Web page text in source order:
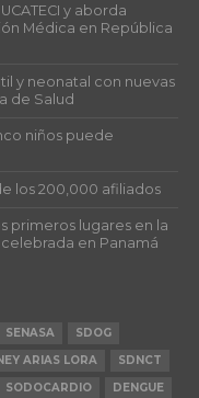
y aborda
Médica en República
y neonatal con nuevas
de Salud
niños puede
los 200,000 afiliados
primeros lugares en la
en Panamá
SENASA
SDOG
ARIAS LORA
SDNCT
SODOCARDIO DENGUE